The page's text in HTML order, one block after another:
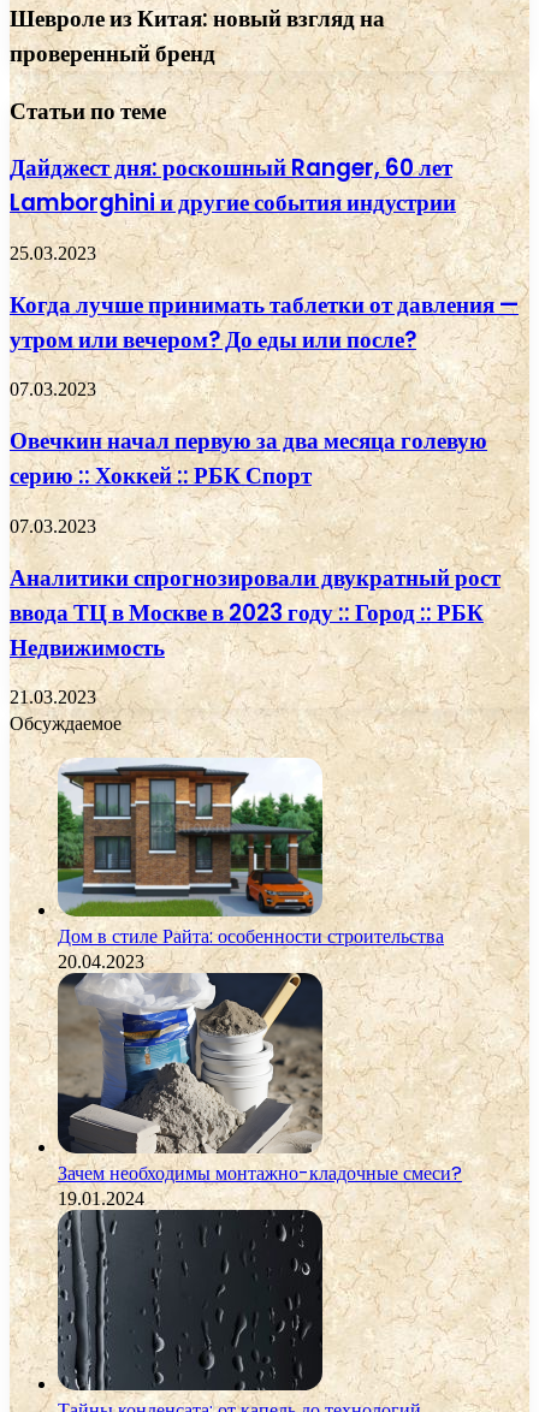
Шевроле из Китая: новый взгляд на
проверенный бренд
Статьи по теме
Дайджест дня: роскошный Ranger, 60 лет
Lamborghini и другие события индустрии
25.03.2023
Когда лучше принимать таблетки от давления —
утром или вечером? До еды или после?
07.03.2023
Овечкин начал первую за два месяца голевую
серию :: Хоккей :: РБК Спорт
07.03.2023
Аналитики спрогнозировали двукратный рост
ввода ТЦ в Москве в 2023 году :: Город :: РБК
Недвижимость
21.03.2023
Обсуждаемое
Дом в стиле Райта: особенности строительства
20.04.2023
Зачем необходимы монтажно-кладочные смеси?
19.01.2024